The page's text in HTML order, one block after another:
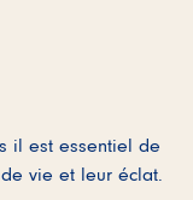
il est essentiel de
vie et leur éclat.